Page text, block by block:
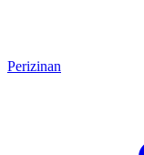
Perizinan